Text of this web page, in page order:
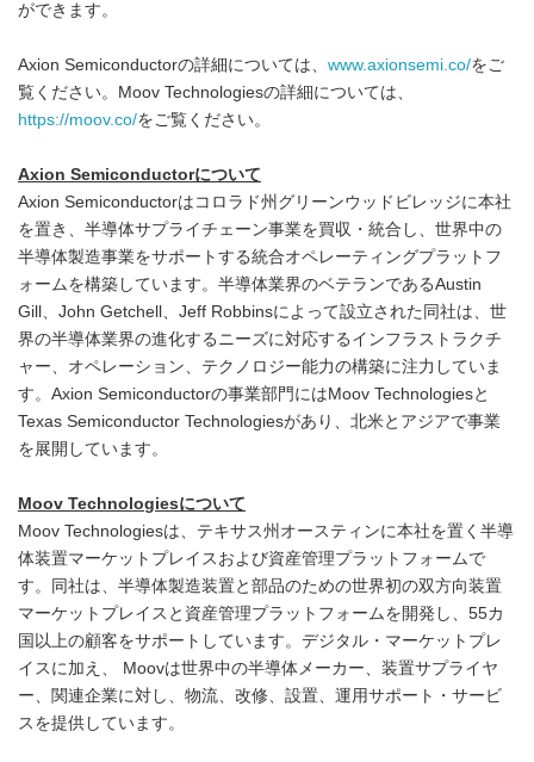
ができます。
Axion Semiconductorの詳細については、 www.axionsemi.co/をご
覧ください。Moov Technologiesの詳細については、
https://moov.co/をご覧ください。
Axion Semiconductorについて
Axion Semiconductorはコロラド州グリーンウッドビレッジに本社
を置き、半導体サプライチェーン事業を買収・統合し、世界中の
半導体製造事業をサポートする統合オペレーティングプラットフ
ォームを構築しています。半導体業界のベテランであるAustin
Gill、John Getchell、Jeff Robbinsによって設立された同社は、世
界の半導体業界の進化するニーズに対応するインフラストラクチ
ャー、オペレーション、テクノロジー能力の構築に注力していま
す。Axion Semiconductorの事業部門にはMoov Technologiesと
Texas Semiconductor Technologiesがあり、北米とアジアで事業
を展開しています。
Moov Technologiesについて
Moov Technologiesは、テキサス州オースティンに本社を置く半導
体装置マーケットプレイスおよび資産管理プラットフォームで
す。同社は、半導体製造装置と部品のための世界初の双方向装置
マーケットプレイスと資産管理プラットフォームを開発し、55カ
国以上の顧客をサポートしています。デジタル・マーケットプレ
イスに加え、 Moovは世界中の半導体メーカー、装置サプライヤ
ー、関連企業に対し、物流、改修、設置、運用サポート・サービ
スを提供しています。